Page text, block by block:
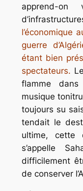
apprend-
l’économique
guerre
étant bien
spectateurs.
flamme
musique
toujours su
tendait le
ultime, cette
s’appelle
difficilement
de conserver